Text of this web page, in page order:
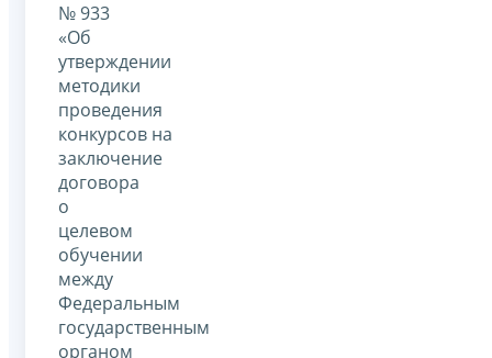
№ 933
«Об
утверждении
методики
проведения
конкурсов на
заключение
договора
о
целевом
обучении
между
Федеральным
государственным
органом